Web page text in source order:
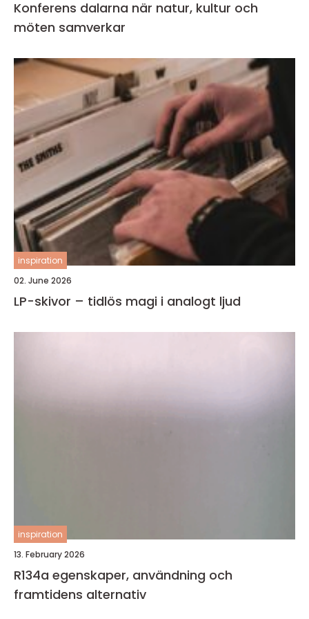
Konferens dalarna när natur, kultur och
möten samverkar
inspiration
02. June 2026
LP-skivor – tidlös magi i analogt ljud
inspiration
13. February 2026
R134a egenskaper, användning och
framtidens alternativ